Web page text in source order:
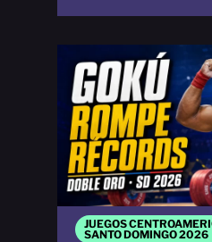
JUEGOS
SANTO DOMINGO 2026